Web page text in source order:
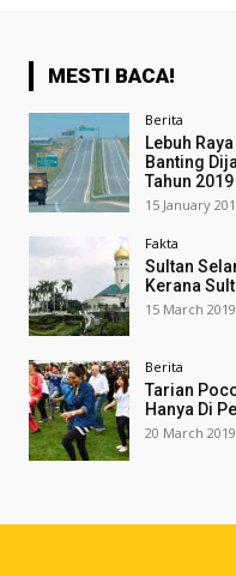
MESTI BACA!
Berita
Lebuh
Banting
Tahun 2019
15 January
Fakta
Sultan
Kerana
15 March 2019
Berita
Tarian
Hanya Di
20 March 2019